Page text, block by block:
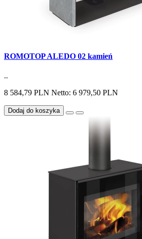
ROMOTOP ALEDO 02 kamień
..
8 584,79 PLN Netto: 6 979,50 PLN
Dodaj do koszyka